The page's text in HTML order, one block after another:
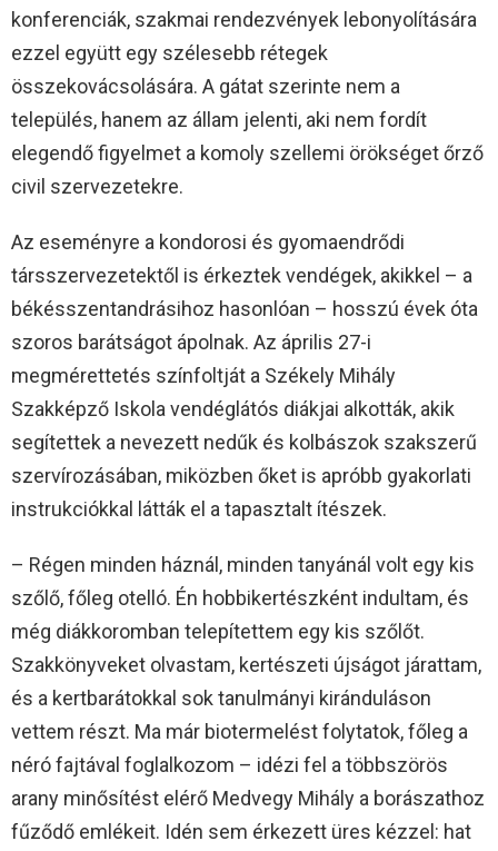
konferenciák, szakmai rendezvények lebonyolítására
ezzel együtt egy szélesebb rétegek
összekovácsolására. A gátat szerinte nem a
település, hanem az állam jelenti, aki nem fordít
elegendő figyelmet a komoly szellemi örökséget őrző
civil szervezetekre.
Az eseményre a kondorosi és gyomaendrődi
társszervezetektől is érkeztek vendégek, akikkel – a
békésszentandrásihoz hasonlóan – hosszú évek óta
szoros barátságot ápolnak. Az április 27-i
megmérettetés színfoltját a Székely Mihály
Szakképző Iskola vendéglátós diákjai alkották, akik
segítettek a nevezett nedűk és kolbászok szakszerű
szervírozásában, miközben őket is apróbb gyakorlati
instrukciókkal látták el a tapasztalt ítészek.
– Régen minden háznál, minden tanyánál volt egy kis
szőlő, főleg otelló. Én hobbikertészként indultam, és
még diákkoromban telepítettem egy kis szőlőt.
Szakkönyveket olvastam, kertészeti újságot járattam,
és a kertbarátokkal sok tanulmányi kiránduláson
vettem részt. Ma már biotermelést folytatok, főleg a
néró fajtával foglalkozom – idézi fel a többszörös
arany minősítést elérő Medvegy Mihály a borászathoz
fűződő emlékeit. Idén sem érkezett üres kézzel: hat